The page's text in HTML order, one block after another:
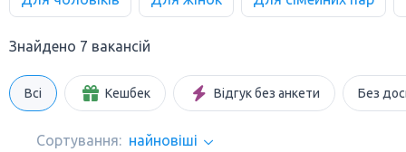
Знайдено 7 вакансій
Всі Кешбек Відгук без анкети Без
Сортування: найновіші